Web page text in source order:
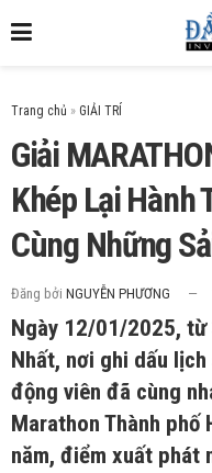
Trang chủ »
Giải
Khép Lại Hành
Cùng Những
Đăng bởi NGUYỄN PHƯƠNG
Ngày 12/01/2025, từ
Nhất, nơi ghi dấu
động viên đã cùng
Marathon Thành phố
năm, điểm xuất phát